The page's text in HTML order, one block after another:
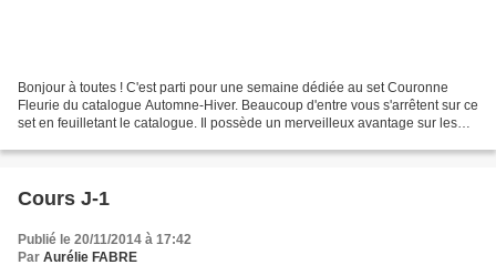
Bonjour à toutes ! C'est parti pour une semaine dédiée au set Couronne
Fleurie du catalogue Automne-Hiver. Beaucoup d'entre vous s'arrêtent sur ce
set en feuilletant le catalogue. Il possède un merveilleux avantage sur les
Cours J-1
Publié le 20/11/2014 à 17:42
Par Aurélie FABRE